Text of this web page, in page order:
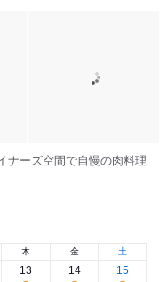
ナーズ空間で自慢の肉料理
木
13
金
14
土
15